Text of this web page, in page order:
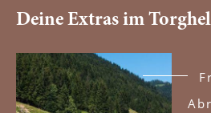
Deine Extras im